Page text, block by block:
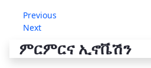
Previous
Next
ምርምርና ኢኖቬሽን